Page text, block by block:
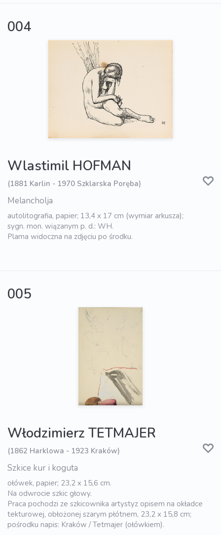
004
Wlastimil HOFMAN
(1881 Karlin - 1970 Szklarska Poręba)
Melancholja
autolitografia, papier; 13,4 x 17 cm (wymiar arkusza);
sygn. mon. wiązanym p. d.: WH.
Plama widoczna na zdjęciu po środku.
005
Włodzimierz TETMAJER
(1862 Harklowa - 1923 Kraków)
Szkice kur i koguta
ołówek, papier; 23,2 x 15,6 cm.
Na odwrocie szkic głowy.
Praca pochodzi ze szkicownika artystyz opisem na okładce
tekturowej, obłożonej szarym płótnem, 23,2 x 15,8 cm;
pośrodku napis: Kraków / Tetmajer (ołówkiem).